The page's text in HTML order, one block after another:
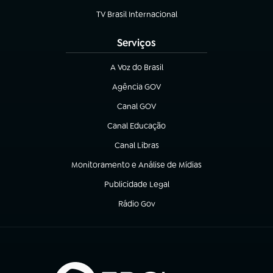
TV Brasil Internacional
(abre em nova aba)
Serviços
A Voz do Brasil
(abre em nova aba)
Agência GOV
(abre em nova aba)
Canal GOV
(abre em nova aba)
Canal Educação
(abre em nova aba)
Canal Libras
(abre em nova aba)
Monitoramento e Análise de Mídias
(abre em nova aba)
Publicidade Legal
(abre em nova aba)
Rádio Gov
(abre em nova aba)